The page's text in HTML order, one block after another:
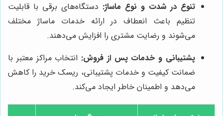
تنوع در شدت و نوع ماساژ: دستگاه‌های برقی با قابلیت
تنظیم باعث انعطاف در ارائه خدمات ماساژ مختلف
می‌شوند و رضایت مشتری را افزایش می‌دهند.
پشتیبانی و خدمات پس از فروش: انتخاب مراکز معتبر با
ضمانت کیفیت و خدمات پشتیبانی، ریسک خرید را کاهش
می‌دهد و اطمینان خاطر ایجاد می‌کند.